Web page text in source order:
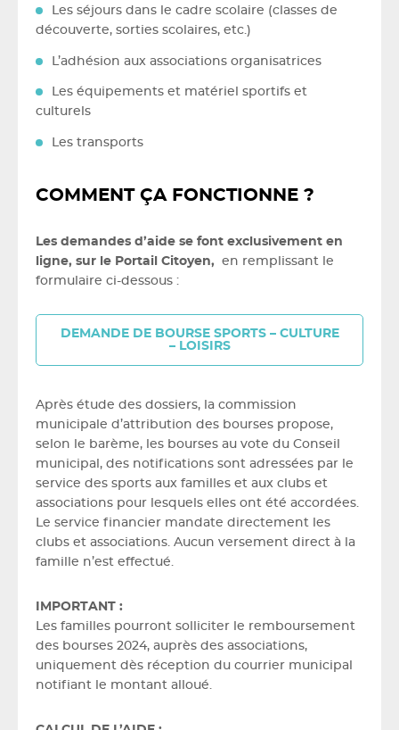
Les séjours dans le cadre scolaire (classes de
découverte, sorties scolaires, etc.)
L’adhésion aux associations organisatrices
Les équipements et matériel sportifs et
culturels
Les transports
COMMENT ÇA FONCTIONNE ?
Les demandes d’aide se font exclusivement en
ligne, sur le Portail Citoyen,
en remplissant le
formulaire ci-dessous :
DEMANDE DE BOURSE SPORTS – CULTURE
– LOISIRS
Après étude des dossiers, la commission
municipale d’attribution des bourses propose,
selon le barème, les bourses au vote du Conseil
municipal, des notifications sont adressées par le
service des sports aux familles et aux clubs et
associations pour lesquels elles ont été accordées.
Le service financier mandate directement les
clubs et associations. Aucun versement direct à la
famille n’est effectué.
IMPORTANT :
Les familles pourront solliciter le remboursement
des bourses 2024, auprès des associations,
uniquement dès réception du courrier municipal
notifiant le montant alloué.